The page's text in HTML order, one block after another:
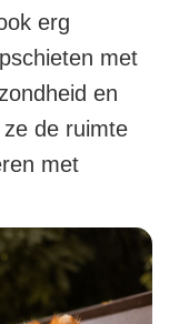
erg
met
en
de ruimte
met